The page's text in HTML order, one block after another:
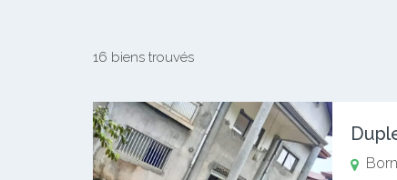
16 biens trouvés